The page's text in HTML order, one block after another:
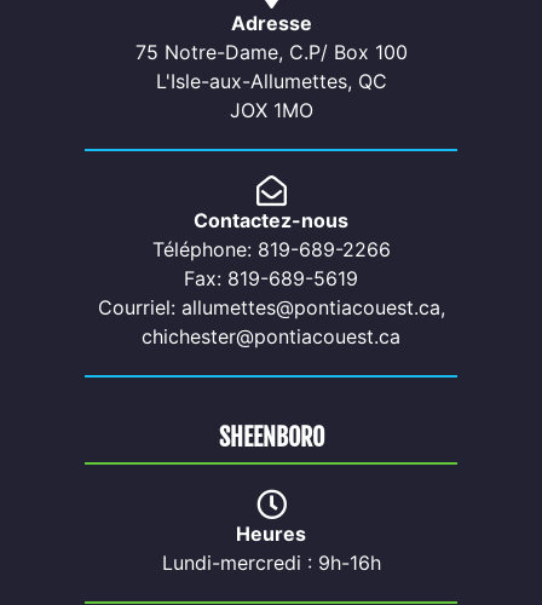
Adresse
75 Notre-Dame, C.P/ Box 100
L'Isle-aux-Allumettes, QC
JOX 1MO
Contactez-nous
Téléphone: 819-689-2266
Fax: 819-689-5619
Courriel: allumettes@pontiacouest.ca,
chichester@pontiacouest.ca
SHEENBORO
Heures
Lundi-mercredi : 9h-16h